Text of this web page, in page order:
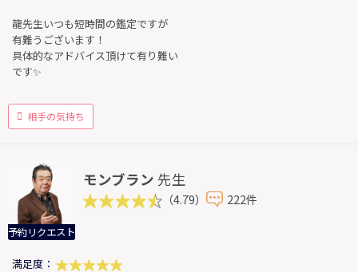
龍先生いつも短時間の鑑定ですが
有難うございます！
具体的なアドバイス頂けて有り難い
です✨
相手の気持ち
予約リクエスト
モンブラン 先生
（4.79） 222件
満足度：